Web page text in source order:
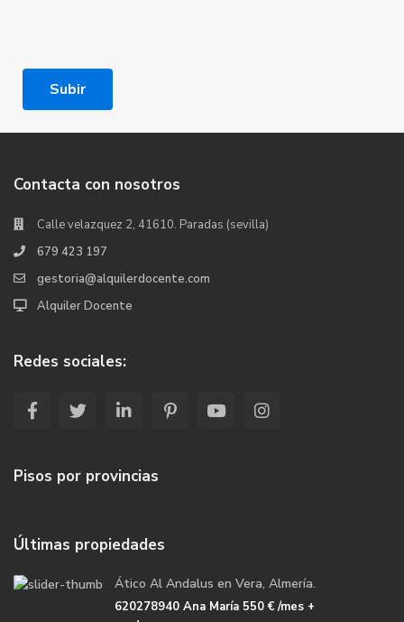
Subir
Contacta con nosotros
Calle velazquez 2, 41610. Paradas (sevilla)
679 423 197
gestoria@alquilerdocente.com
Alquiler Docente
Redes sociales:
Pisos por provincias
Últimas propiedades
Ático Al Andalus en Vera, Almería.
620278940 Ana María 550 €/mes +